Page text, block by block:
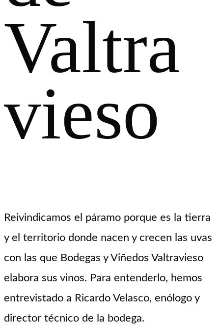
Valtra
vieso
Reivindicamos el páramo porque es la tierra
y el territorio donde nacen y crecen las uvas
con las que Bodegas y Viñedos Valtravieso
elabora sus vinos. Para entenderlo, hemos
entrevistado a Ricardo Velasco, enólogo y
director técnico de la bodega.